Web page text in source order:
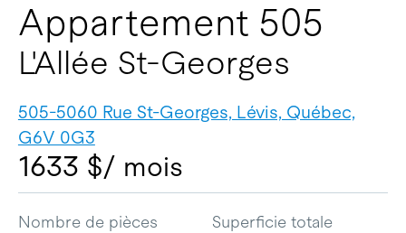
Appartement 505
L'Allée St-Georges
505-5060 Rue St-Georges, Lévis, Québec,
G6V 0G3
1633 $/ mois
Nombre de pièces Superficie totale